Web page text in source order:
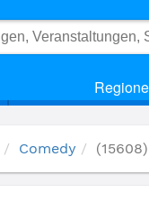
Comedy